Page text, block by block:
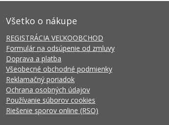
Všetko o nákupe
REGISTRÁCIA VEĽKOOBCHOD
Formulár na odsúpenie od zmluvy
Doprava a platba
Všeobecné obchodné podmienky
Reklamačný poriadok
Ochrana osobných údajov
Používanie súborov cookies
Riešenie sporov online (RSO)